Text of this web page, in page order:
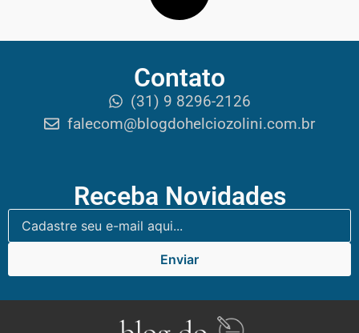
Contato
(31) 9 8296-2126
falecom@blogdohelciozolini.com.br
Receba Novidades
Enviar